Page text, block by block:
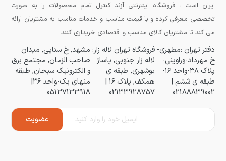
ایران است ، فروشگاه اینترنتی آزند کنترل تمام محصولات را به صورت
تخصصی معرفی کرده و با قیمت مناسب و خدمات مناسب به مشتریان ارائه
می کند تا مشتریان کالای مناسب و اقتصادی خریداری کنند .
دفتر تهران :مطهری-
خ مهرداد-وراوینی-
پلاک ۳۸-واحد ۱۶-
طبقه ی ششم |
02188839002
فروشگاه تهران لاله زار:
لاله زار جنوبی, پاساژ
بوشهری, طبقه ی
همکف, پلاک ۱۶ |
02133928757
مشهد, خ سنایی, میدان
صاحب الزمان, مجتمع برق
و الکترونیک سبحان, طبقه
منهای یک-واحد ۳۶|
05137133918